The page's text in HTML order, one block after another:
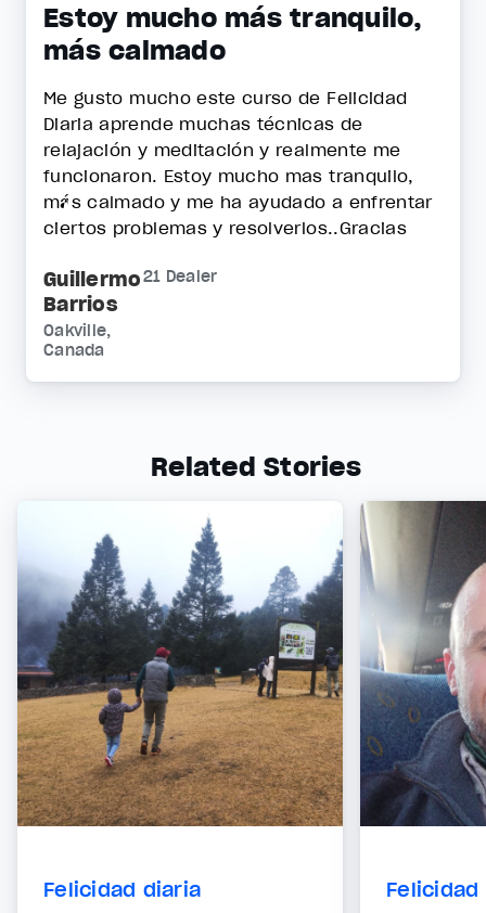
Estoy mucho más tranquilo,
más calmado
Me gusto mucho este curso de Felicidad
Diaria aprende muchas técnicas de
relajación y meditación y realmente me
funcionaron. Estoy mucho mas tranquilo,
más calmado y me ha ayudado a enfrentar
ciertos problemas y resolverlos..Gracias
Guillermo
Barrios
21 Dealer
Oakville,
Canada
Related Stories
Felicidad diaria Felicidad